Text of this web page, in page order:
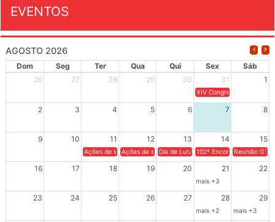
EVENTOS
AGOSTO 2026
Dom Seg Ter Qua Qui Sex
Sáb
26
27 28 29 30 31 1
XIV Congresso Brasileiro
2 3 4 5 6 7 8
9 10 11 12 13 14 15
Ações de solidariedade a Cuba no Rio Grande do Sul - 100
Ações de solidariedade a Cuba no Rio Grande do
Dia de Luta em Defesa de Cuba e da
102º Encontro da
Reunião
16 17 18 19 20 21 22
mais +3
23 24 25 26 27 28 29
mais +2 mais +3